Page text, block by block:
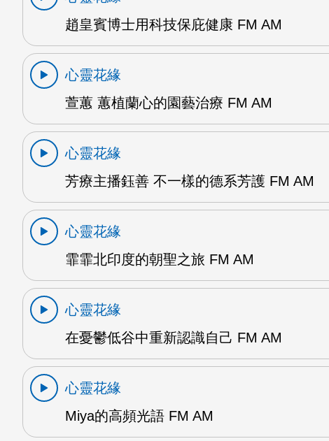
趙皇賓博士用科技保庇健康 FM AM
心靈花緣
萱蕙 蕙植蘭心的園藝治療 FM AM
心靈花緣
芳療主播鈺善 不一樣的德系芳護 FM AM
心靈花緣
霏霏北印度的朝聖之旅 FM AM
心靈花緣
在憂鬱低谷中重新認識自己 FM AM
心靈花緣
Miya的高頻光語 FM AM